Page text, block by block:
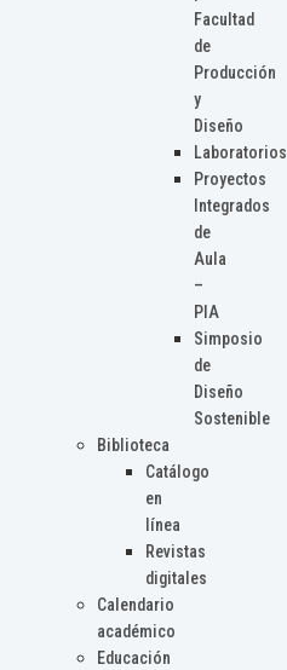
Facultad
de
Producción
y
Diseño
Laboratorios
Proyectos
Integrados
de
Aula
–
PIA
Simposio
de
Diseño
Sostenible
Biblioteca
Catálogo
en
línea
Revistas
digitales
Calendario
académico
Educación